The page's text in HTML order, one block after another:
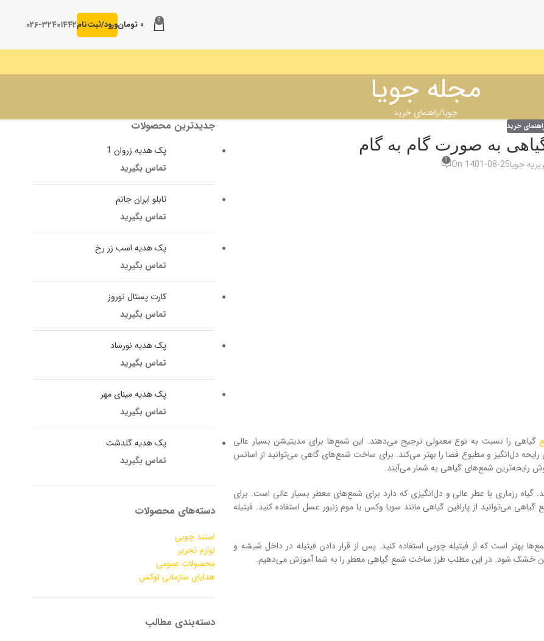
0 ۰ تومانورود/ثبت‌نام۰۲۶-۳۲۴۰۱۴۴۲
مجله جویا
جویا راهنمای خرید
خرید
به صورت گام به گام
جویاOn 1401-08-25
0
گیاهی را نسبت به نوع معمولی ترجیح می‌دهند. این شمع‌ها برای مدیتیشن بسیار عالی
دل‌انگیز و مطبوع فضا را بهتر می‌کند. برای ساخت شمع‌های گاهی می‌توانید از اسانس
رایحه‌ترین شمع‌های گیاهی به شمار می‌آیند.
رزماری با عطر عالی و دل‌انگیزی که دارد برای شمع‌های معطر بسیار عالی است. برای
می‌توانید از پارافین گیاهی مانند سویا وکس یا موم زنبور عسل استفاده کنید. فیتیله
است که از فیتیله چوبی استفاده کنید. پس از قرار دادن فیتیله در داخل شیشه و
خشک شود. در این مطلب طرز ساخت شمع گیاهی معطر را به شما آموزش می‌دهیم.
جدیدترین محصولات
پک هدیه زروان 1
تماس بگیرید
تابلو ایران جانم
تماس بگیرید
پک هدیه اسب زر رخ
تماس بگیرید
کارت پستال نوروز
تماس بگیرید
پک هدیه نورساد
تماس بگیرید
پک هدیه مینای مهر
تماس بگیرید
پک هدیه گلدشت
تماس بگیرید
دسته‌های محصولات
استند چوبی
لوازم تحریر
محصولات عمومی
هدایای سازمانی لوکس
دسته‌بندی مطالب